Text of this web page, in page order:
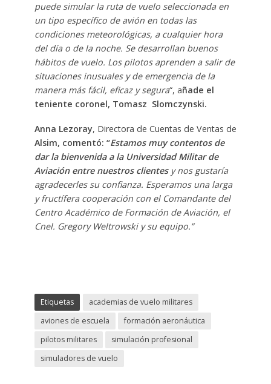
puede simular la ruta de vuelo seleccionada en
un tipo específico de avión en todas las
condiciones meteorológicas, a cualquier hora
del día o de la noche. Se desarrollan buenos
hábitos de vuelo. Los pilotos aprenden a salir de
situaciones inusuales y de emergencia de la
manera más fácil, eficaz y segura“, añade el
teniente coronel, Tomasz Slomczynski.
Anna Lezoray, Directora de Cuentas de Ventas de
Alsim, comentó: “Estamos muy contentos de
dar la bienvenida a la Universidad Militar de
Aviación entre nuestros clientesy nos gustaría
agradecerles su confianza. Esperamos una larga
y fructífera cooperación con el Comandante del
Centro Académico de Formación de Aviación, el
Cnel. Gregory Weltrowski y su equipo.”
Etiquetas
academias de vuelo militares
aviones de escuela
formación aeronáutica
pilotos militares
simulación profesional
simuladores de vuelo